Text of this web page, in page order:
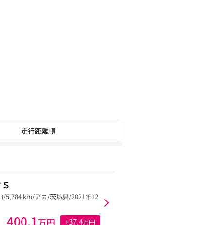
走行距離順
)/5,784 km/アカ/茨城県/2021年12
400.1万円 +37.4万円